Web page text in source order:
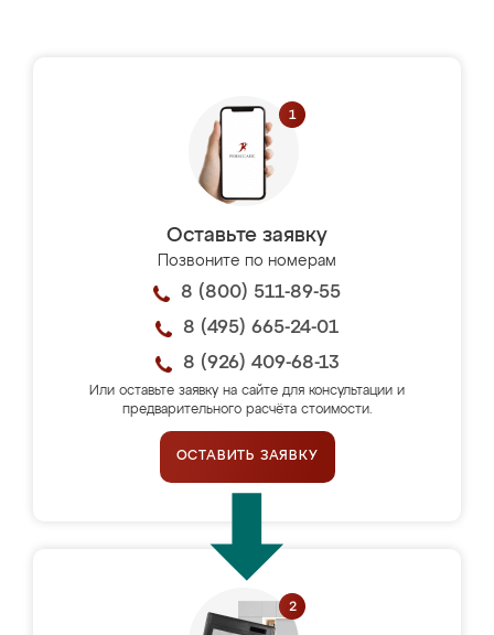
Оставьте заявку
Позвоните по номерам
8 (800) 511-89-55
8 (495) 665-24-01
8 (926) 409-68-13
Или оставьте заявку на сайте для консультации и
предварительного расчёта стоимости.
ОСТАВИТЬ ЗАЯВКУ